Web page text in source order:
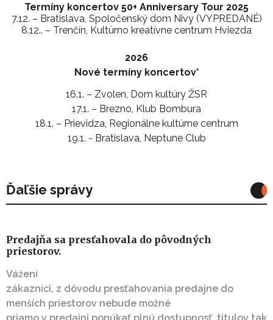
Termíny koncertov 50+ Anniversary Tour 2025
7.12. – Bratislava, Spoločenský dom Nivy (VYPREDANÉ)
8.12.. – Trenčín, Kultúrno kreatívne centrum Hviezda
2026
Nové termíny koncertov*
16.1. – Zvolen, Dom kultúry ŽSR
17.1. – Brezno, Klub Bombura
18.1. – Prievidza, Regionálne kultúrne centrum
19.1. - Bratislava, Neptune Club
Ďaľšie správy
Predajňa sa presťahovala do pôvodných
priestorov.
Vážení
zákazníci, z dôvodu presťahovania predajne do
menších priestorov nebude možné